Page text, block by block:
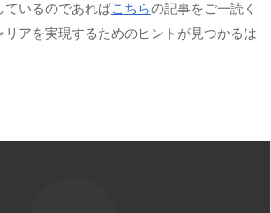
ているのであればこちらの記事をご一読く
リアを実現するためのヒントが見つかるは